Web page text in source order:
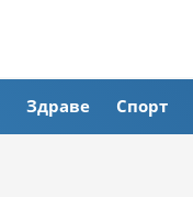
Здраве Спорт